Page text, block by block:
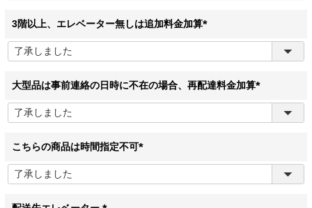
)
3階以上、エレベーター無しは追加料金加算
(
)
大型品は事前連絡の日時に不在の場合、再配達料金加算
(
こちらの商品は時間指定不可
(